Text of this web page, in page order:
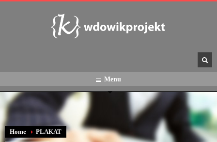
Menu
Home PLAKAT